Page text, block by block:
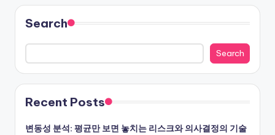
Search
Search
Recent Posts
변동성 분석: 평균만 보면 놓치는 리스크와 의사결정의 기술